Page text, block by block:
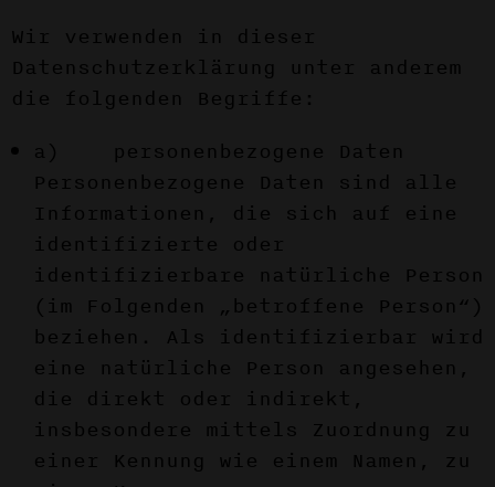
Wir verwenden in dieser
Datenschutzerklärung unter anderem
die folgenden Begriffe:
a) personenbezogene Daten
Personenbezogene Daten sind alle
Informationen, die sich auf eine
identifizierte oder
identifizierbare natürliche Person
(im Folgenden „betroffene Person“)
beziehen. Als identifizierbar wird
eine natürliche Person angesehen,
die direkt oder indirekt,
insbesondere mittels Zuordnung zu
einer Kennung wie einem Namen, zu